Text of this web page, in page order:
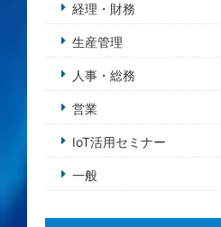
経理・財務
生産管理
人事・総務
営業
IoT活用セミナー
一般